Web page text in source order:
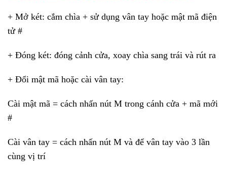
+ Mở két: cắm chìa + sử dụng vân tay hoặc mật mã điện
tử #
+ Đóng két: đóng cảnh cửa, xoay chìa sang trái và rút ra
+ Đổi mật mã hoặc cài vân tay:
Cài mật mã = cách nhấn nút M trong cánh cửa + mã mới
#
Cài vân tay = cách nhấn nút M và để vân tay vào 3 lần
cùng vị trí